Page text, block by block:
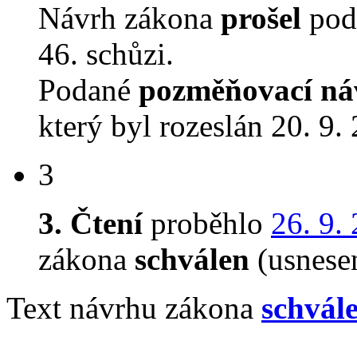
Návrh zákona prošel
46. schůzi.
Podané pozměňovací
který byl rozeslán 20. 9.
3
3. Čteníproběhlo 26. 9.
zákona schválen
Text návrhu zákona